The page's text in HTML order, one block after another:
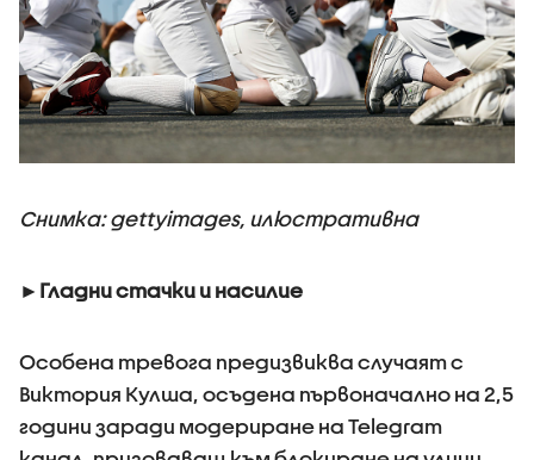
Снимка: gettyimages, илюстративна
►Гладни стачки и насилие
Особена тревога предизвиква случаят с
Виктория Кулша, осъдена първоначално на 2,5
години заради модериране на Telegram